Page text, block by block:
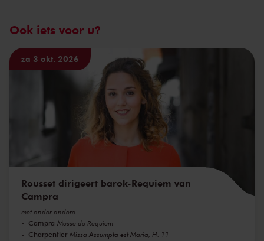
Ook iets voor u?
za 3 okt. 2026
Rousset dirigeert barok-Requiem van
Campra
met onder andere
Campra Messe de Requiem
Charpentier Missa Assumpta est Maria, H. 11